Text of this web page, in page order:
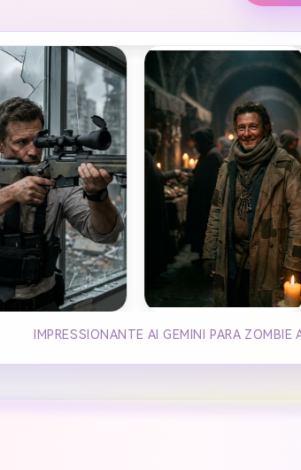
IMPRESSIONANTE AI GEMINI PARA